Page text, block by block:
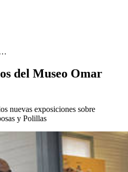
del Museo Omar
nuevas exposiciones sobre
y Polillas